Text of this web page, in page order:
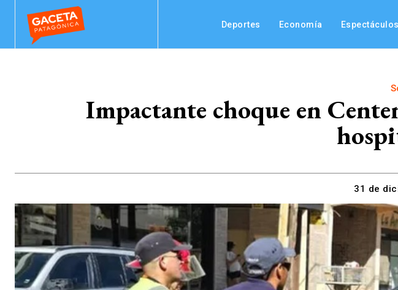
Deportes Economía Espectáculos
Impactante choque en
31 de